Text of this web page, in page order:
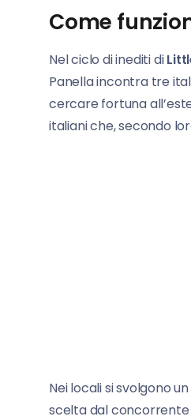
Come
Nel ciclo di inediti di
Panella incontra tre
cercare fortuna
italiani che, secondo
Nei locali si svolgono
scelta dal concorrente